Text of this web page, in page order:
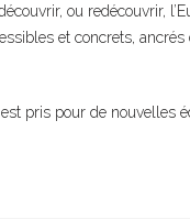
ou redécouvrir,
et concrets,
pris pour de nouvelles